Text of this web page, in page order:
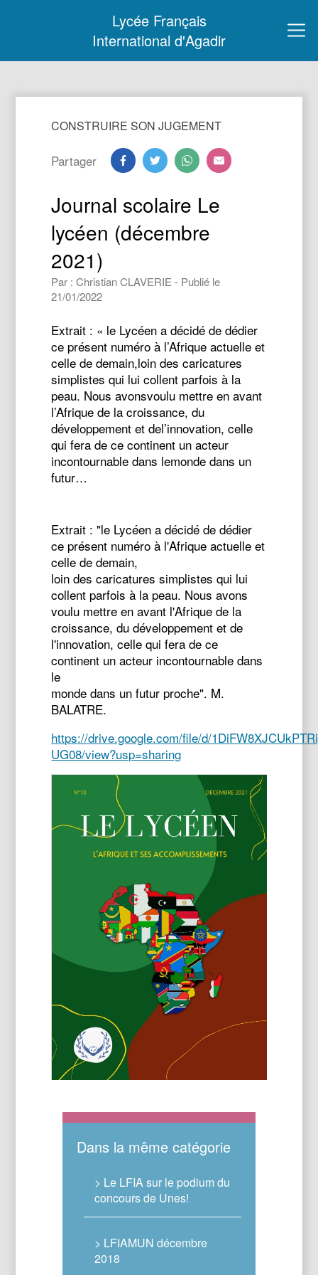
Lycée Français
International d'Agadir
CONSTRUIRE SON JUGEMENT
Partager
Journal scolaire Le
lycéen (décembre
2021)
Par : Christian CLAVERIE - Publié le
21/01/2022
Extrait : « le Lycéen a décidé de dédier
ce présent numéro à l’Afrique actuelle et
celle de demain,loin des caricatures
simplistes qui lui collent parfois à la
peau. Nous avonsvoulu mettre en avant
l’Afrique de la croissance, du
développement et del’innovation, celle
qui fera de ce continent un acteur
incontournable dans lemonde dans un
futur…
Extrait : "le Lycéen a décidé de dédier
ce présent numéro à l'Afrique actuelle et
celle de demain,
loin des caricatures simplistes qui lui
collent parfois à la peau. Nous avons
voulu mettre en avant l'Afrique de la
croissance, du développement et de
l'innovation, celle qui fera de ce
continent un acteur incontournable dans
le
monde dans un futur proche". M.
BALATRE.
https://drive.google.com/file/d/
UG08/view?usp=sharing
Dans la même catégorie
> Le LFIA sur le podium du
concours de Unes!
> LFIAMUN décembre
2018